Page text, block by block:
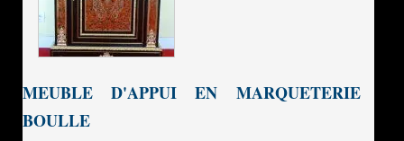
MEUBLE D'APPUI EN MARQUETERIE
BOULLE